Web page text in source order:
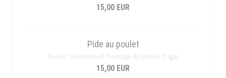
15,00 EUR
Pide au poulet
Poulet, poivrons et fromage de brebis Kaşar
15,00 EUR